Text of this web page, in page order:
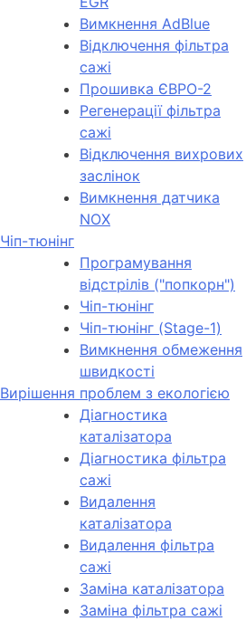
Вимкнення AdBlue
Відключення фільтра
сажі
Прошивка ЄВРО-2
Регенерації фільтра
сажі
Відключення вихрових
заслінок
Вимкнення датчика
NOX
Чіп-тюнінг
Програмування
відстрілів ("попкорн")
Чіп-тюнінг
Чіп-тюнінг (Stage-1)
Вимкнення обмеження
швидкості
Вирішення проблем з екологією
Діагностика
каталізатора
Діагностика фільтра
сажі
Видалення
каталізатора
Видалення фільтра
сажі
Заміна каталізатора
Заміна фільтра сажі